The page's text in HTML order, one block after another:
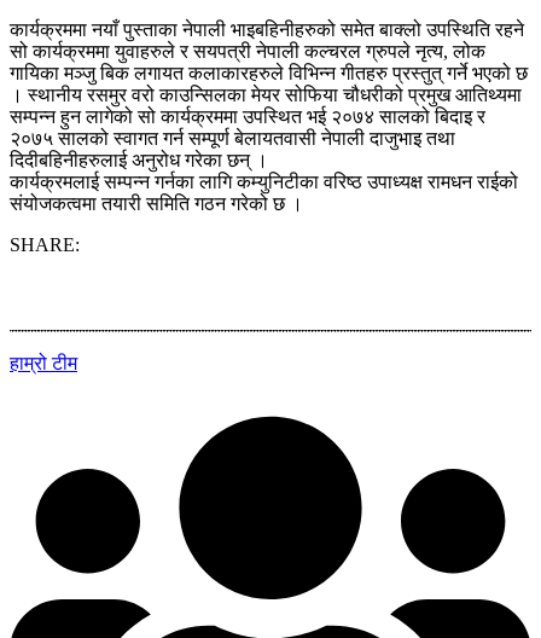
कार्यक्रममा नयाँ पुस्ताका नेपाली भाइबहिनीहरुको समेत बाक्लो उपस्थिति रहने
सो कार्यक्रममा युवाहरुले र सयपत्री नेपाली कल्चरल ग्रुपले नृत्य, लोक
गायिका मञ्जु बिक लगायत कलाकारहरुले विभिन्न गीतहरु प्रस्तुत् गर्ने भएको छ
। स्थानीय रसमुर वरो काउन्सिलका मेयर सोफिया चौधरीको प्रमुख आतिथ्यमा
सम्पन्न हुन लागेको सो कार्यक्रममा उपस्थित भई २०७४ सालको बिदाइ र
२०७५ सालको स्वागत गर्न सम्पूर्ण बेलायतवासी नेपाली दाजुभाइ तथा
दिदीबहिनीहरुलाई अनुरोध गरेका छन् ।
कार्यक्रमलाई सम्पन्न गर्नका लागि कम्युनिटीका वरिष्ठ उपाध्यक्ष रामधन राईको
संयोजकत्वमा तयारी समिति गठन गरेको छ ।
SHARE:
हाम्रो टीम